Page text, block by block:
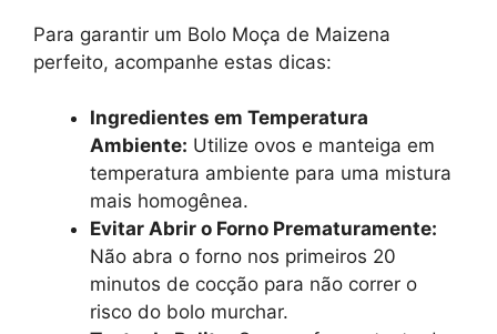
Para garantir um Bolo Moça de Maizena
perfeito, acompanhe estas dicas:
Ingredientes em Temperatura
Ambiente: Utilize ovos e manteiga em
temperatura ambiente para uma mistura
mais homogênea.
Evitar Abrir o Forno Prematuramente:
Não abra o forno nos primeiros 20
minutos de cocção para não correr o
risco do bolo murchar.